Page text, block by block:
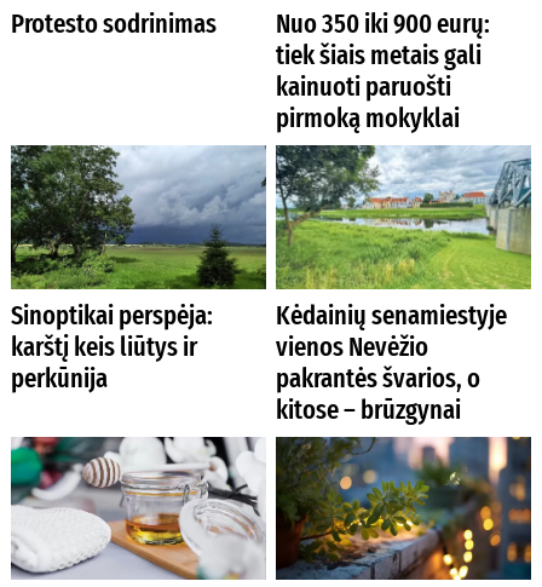
Protesto sodrinimas
Nuo 350 iki 900 eurų:
tiek šiais metais gali
kainuoti paruošti
pirmoką mokyklai
Sinoptikai perspėja:
karštį keis liūtys ir
perkūnija
Kėdainių senamiestyje
vienos Nevėžio
pakrantės švarios, o
kitose – brūzgynai